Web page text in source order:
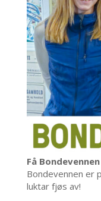
Få
Bondevennen er
luktar fjøs av!